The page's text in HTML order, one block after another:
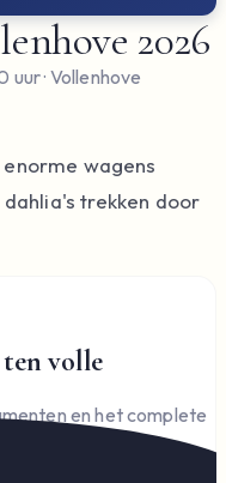
2026
uur· Vollenhove
wagens
trekken door
volle
en het complete